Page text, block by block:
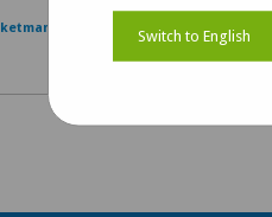
freigebenSwitch to English